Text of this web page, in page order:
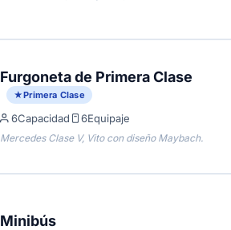
Furgoneta de Primera Clase
Primera Clase
6Capacidad 6Equipaje
Mercedes Clase V, Vito con diseño Maybach.
Minibús